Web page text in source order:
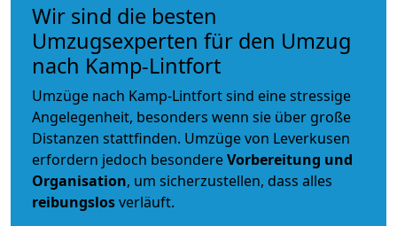
Wir sind die besten
Umzugsexperten für den Umzug
nach Kamp-Lintfort
Umzüge nach Kamp-Lintfort sind eine stressige
Angelegenheit, besonders wenn sie über große
Distanzen stattfinden. Umzüge von Leverkusen
erfordern jedoch besondereVorbereitung und
Organisation, um sicherzustellen, dass alles
reibungslosverläuft.